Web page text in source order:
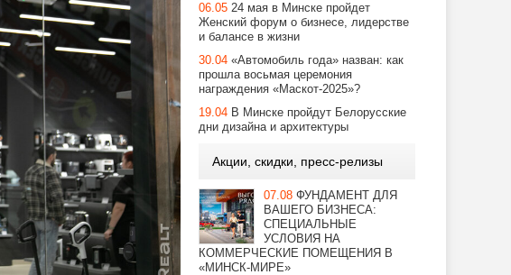
06.05 24 мая в Минске пройдет
Женский форум о бизнесе, лидерстве
и балансе в жизни
30.04 «Автомобиль года» назван: как
прошла восьмая церемония
награждения «Маскот-2025»?
19.04 В Минске пройдут Белорусские
дни дизайна и архитектуры
Акции, скидки, пресс-релизы
07.08 ФУНДАМЕНТ ДЛЯ
ВАШЕГО БИЗНЕСА:
СПЕЦИАЛЬНЫЕ
УСЛОВИЯ НА
КОММЕРЧЕСКИЕ ПОМЕЩЕНИЯ В
«МИНСК-МИРЕ»